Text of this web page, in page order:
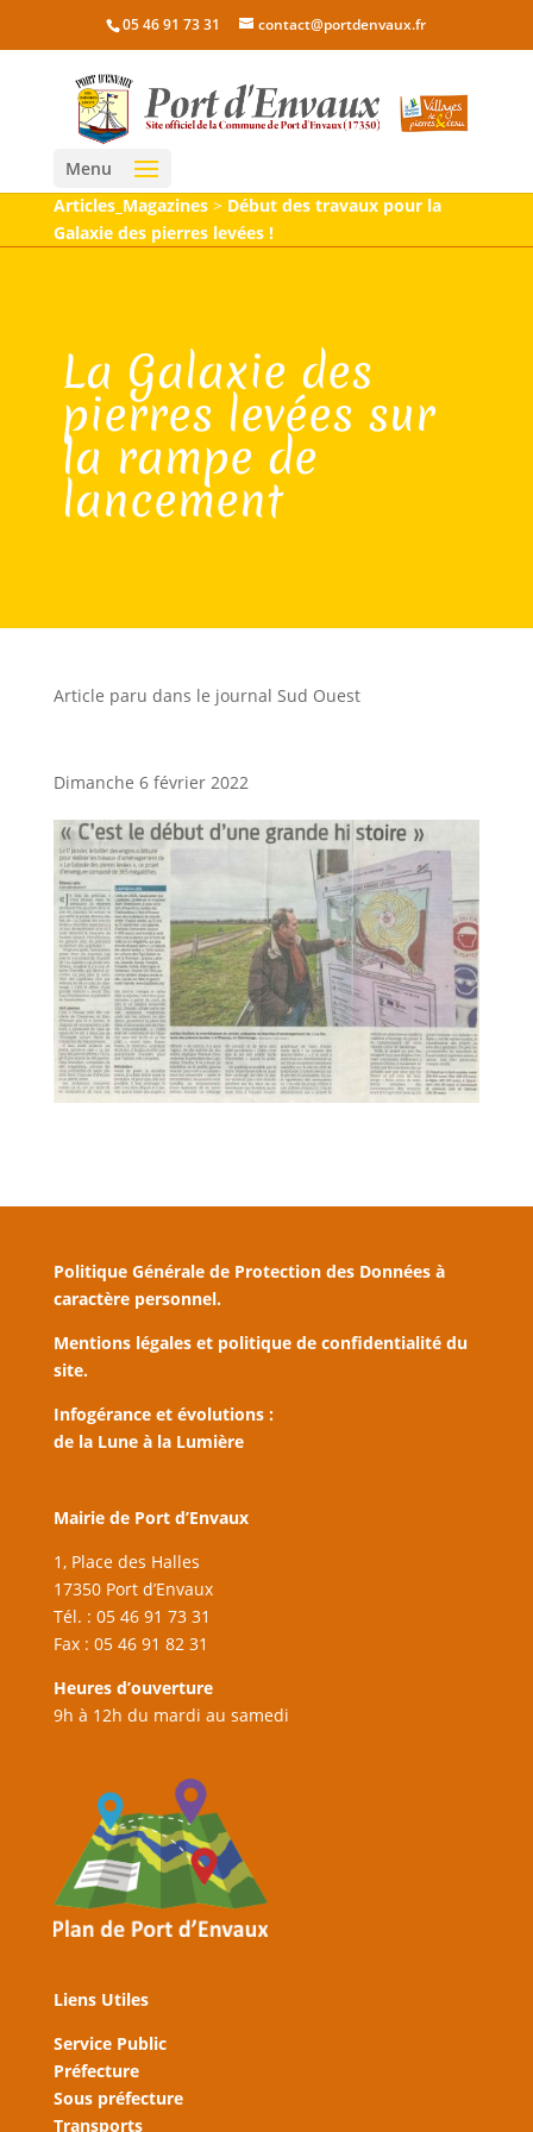
05 46 91 73 31 contact@portdenvaux.fr
Menu
Articles_Magazines> Début des travaux pour la
Galaxie des pierres levées !
La Galaxie des
pierres levées sur
la rampe de
lancement
Article paru dans le journal Sud Ouest
Dimanche 6 février 2022
Politique Générale de Protection des Données à
caractère personnel.
Mentions légales et politique de confidentialité du
site.
Infogérance et évolutions :
de la Lune à la Lumière
Mairie de Port d’Envaux
1, Place des Halles
17350 Port d’Envaux
Tél. : 05 46 91 73 31
Fax : 05 46 91 82 31
Heures d’ouverture
9h à 12h du mardi au samedi
Liens Utiles
Service Public
Préfecture
Sous préfecture
Transports